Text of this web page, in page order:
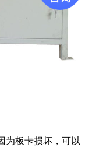
为板卡损坏，可以